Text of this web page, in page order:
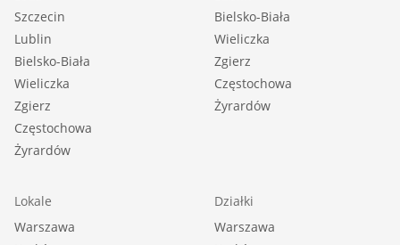
Szczecin
Lublin
Bielsko-Biała
Wieliczka
Zgierz
Częstochowa
Żyrardów
Bielsko-Biała
Wieliczka
Zgierz
Częstochowa
Żyrardów
Lokale
Warszawa
Działki
Warszawa